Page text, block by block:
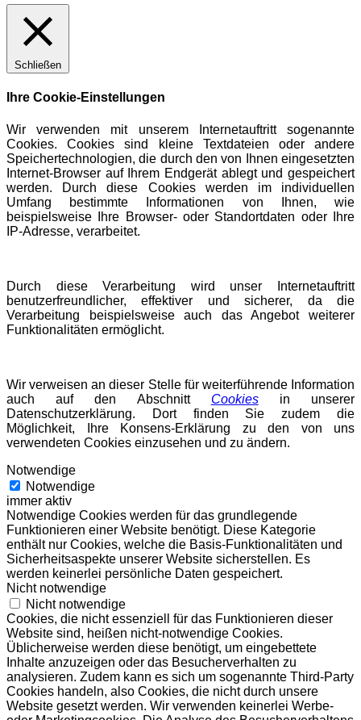
Schließen
Ihre Cookie-Einstellungen
Wir verwenden mit unserem Internetauftritt sogenannte
Cookies. Cookies sind kleine Textdateien oder andere
Speichertechnologien, die durch den von Ihnen eingesetzten
Internet-Browser auf Ihrem Endgerät ablegt und gespeichert
werden. Durch diese Cookies werden im individuellen
Umfang bestimmte Informationen von Ihnen, wie
beispielsweise Ihre Browser- oder Standortdaten oder Ihre
IP-Adresse, verarbeitet.
Durch diese Verarbeitung wird unser Internetauftritt
benutzerfreundlicher, effektiver und sicherer, da die
Verarbeitung beispielsweise auch das Angebot weiterer
Funktionalitäten ermöglicht.
Wir verweisen an dieser Stelle für weiterführende Information
auch auf den Abschnitt Cookiesin unserer
Datenschutzerklärung. Dort finden Sie zudem die
Möglichkeit, Ihre Konsens-Erklärung zu den von uns
verwendeten Cookies einzusehen und zu ändern.
Notwendige
Notwendige
immer aktiv
Notwendige Cookies werden für das grundlegende
Funktionieren einer Website benötigt. Diese Kategorie
enthält nur Cookies, welche die Basis-Funktionalitäten und
Sicherheitsaspekte unserer Website sicherstellen. Es
werden keinerlei persönliche Daten gespeichert.
Nicht notwendige
Nicht notwendige
Cookies, die nicht essenziell für das Funktionieren dieser
Website sind, heißen nicht-notwendige Cookies.
Üblicherweise werden diese benötigt, um eingebettete
Inhalte anzuzeigen oder das Besucherverhalten zu
analysieren. Zudem kann es sich um sogenannte Third-Party
Cookies handeln, also Cookies, die nicht durch unsere
Website gesetzt werden. Wir verwenden keinerlei Werbe-